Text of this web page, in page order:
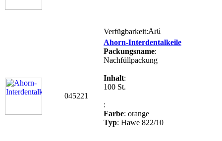
Verfügbarkeit:
045221
Ahorn-Interdentalkeile
Packungsname:
Nachfüllpackung
Inhalt:
100 St.
:
Farbe: orange
Typ: Hawe 822/10